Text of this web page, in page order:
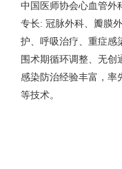
中国医师协会心血管外
专长: 冠脉外科、瓣膜
护、呼吸治疗、重症感
围术期循环调整、无创
感染防治经验丰富，率
等技术。